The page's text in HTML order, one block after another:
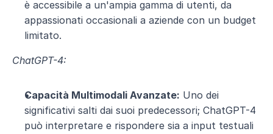
è accessibile a un'ampia gamma di utenti, da
appassionati occasionali a aziende con un budget
limitato.
ChatGPT-4:
Capacità Multimodali Avanzate: Uno dei
significativi salti dai suoi predecessori; ChatGPT-4
può interpretare e rispondere sia a input testuali